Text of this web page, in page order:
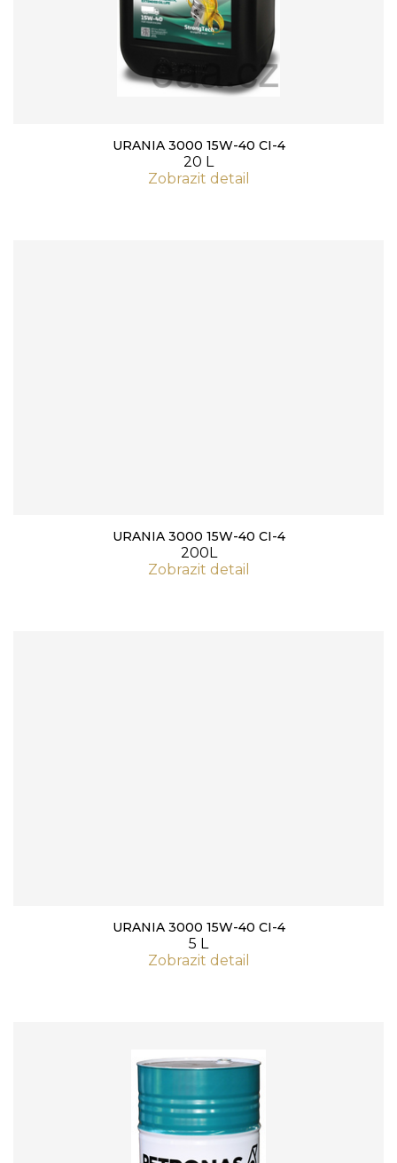
URANIA 3000 15W-40 CI-4
20 L
Zobrazit detail
URANIA 3000 15W-40 CI-4
200L
Zobrazit detail
URANIA 3000 15W-40 CI-4
5 L
Zobrazit detail